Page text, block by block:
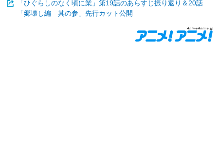
「ひぐらしのなく頃に業」第19話のあらすじ振り返り＆20話
「郷壊し編 其の参」先行カット公開